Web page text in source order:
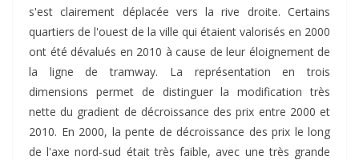
s'est clairement déplacée vers la rive droite. Certains
quartiers de l'ouest de la ville qui étaient valorisés en 2000
ont été dévalués en 2010 à cause de leur éloignement de
la ligne de tramway. La représentation en trois
dimensions permet de distinguer la modification très
nette du gradient de décroissance des prix entre 2000 et
2010. En 2000, la pente de décroissance des prix le long
de l'axe nord-sud était très faible, avec une très grande